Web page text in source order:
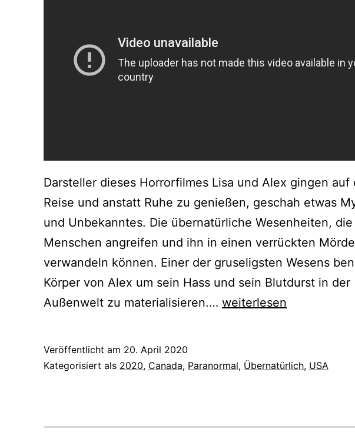
Darsteller dieses Horrorfilmes Lisa und Alex gingen auf
Reise und anstatt Ruhe zu genießen, geschah etwas
und Unbekanntes. Die übernatürliche Wesenheiten,
Menschen angreifen und ihn in einen verrückten
verwandeln können. Einer der gruseligsten Wesens
Körper von Alex um sein Hass und sein Blutdurst in der
Außenwelt zu materialisieren.… Das
ihm
weiterlesen
Veröffentlicht am 20. April 2020
Kategorisiert als 2020, Canada, Paranormal, Übernatürlich, USA